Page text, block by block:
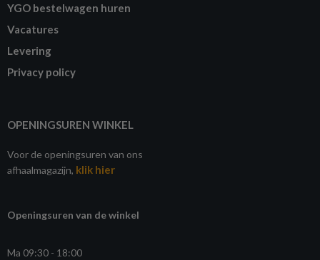
YGO bestelwagen huren
Vacatures
Levering
Privacy policy
OPENINGSUREN WINKEL
Voor de openingsuren van ons
afhaalmagazijn, klik hier
Openingsuren van de winkel
Ma 09:30 - 18:00